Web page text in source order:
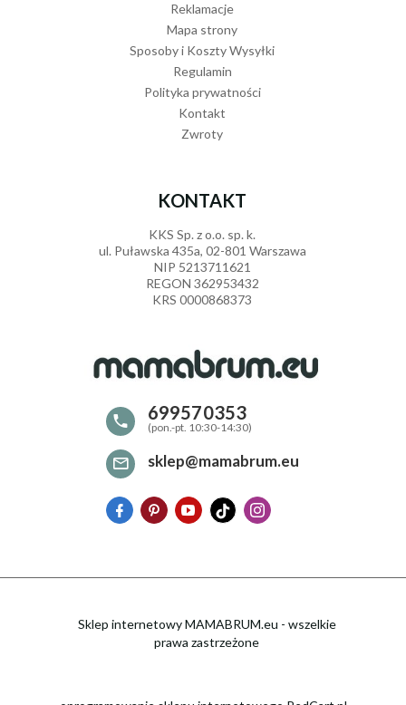
Reklamacje
Mapa strony
Sposoby i Koszty Wysyłki
Regulamin
Polityka prywatności
Kontakt
Zwroty
KONTAKT
KKS Sp. z o.o. sp. k.
ul. Puławska 435a, 02-801 Warszawa
NIP 5213711621
REGON 362953432
KRS 0000868373
699570353
sklep@mamabrum.eu
Sklep internetowy MAMABRUM.eu - wszelkie
prawa zastrzeżone